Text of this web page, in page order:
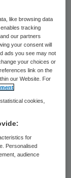
gestoken
EU-
bekend.
in Zuid-
geen
het kind
krijgt.
bij 95
like browsing data
tracking
our partners
your consent will
ads you see may not
your choices or
link on the
our Website. For
cookies,
for
Personalised
audience